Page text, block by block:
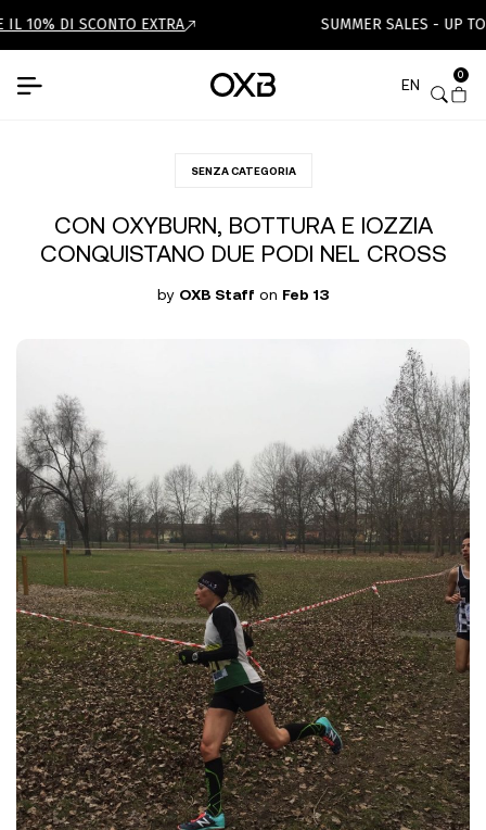
10% DI SCONTO EXTRA SUMMER SALES - UP TO
EN
0
SENZA CATEGORIA
CON OXYBURN, BOTTURA E IOZZIA
CONQUISTANO DUE PODI NEL CROSS
by OXB Staff on Feb 13